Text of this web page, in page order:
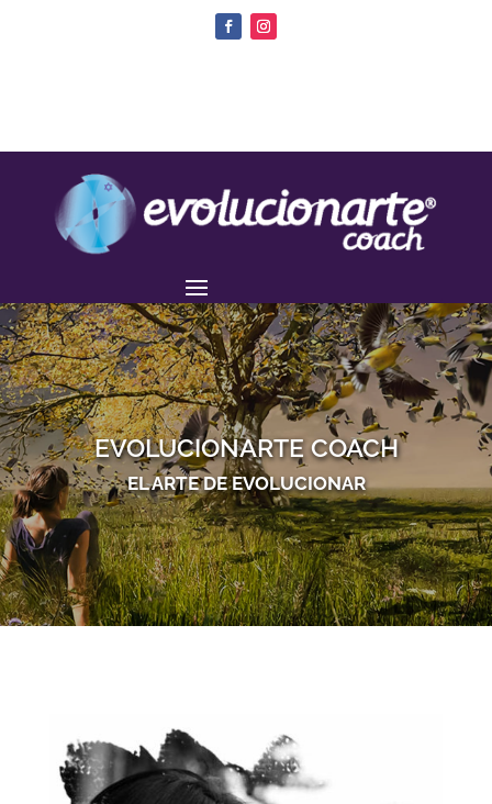
EVOLUCIONARTE COACH
EL ARTE DE EVOLUCIONAR